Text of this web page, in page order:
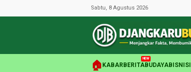
Sabtu, 8 Agustus 2026
🏠 KABAR BERITA
NEW
BUDAYABISNIS